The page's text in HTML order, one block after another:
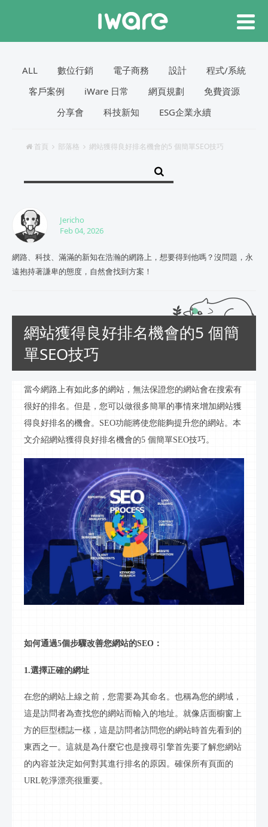
ALL 數位行銷 電子商務 設計
程式/系統
客戶案例
iWare 日常 網頁規劃
免費資源
分享會
科技新知 ESG企業永續
首頁 部落格 網站獲得良好排名機會的5 個簡單SEO技巧
Jericho
Feb 04, 2026
網路、科技、滿滿的新知在浩瀚的網路上，想要得到他嗎？沒問題，永
遠抱持著謙卑的態度，自然會找到方案！
網站獲得良好排名機會的5 個簡
單SEO技巧
當今網路 上有如此多的網站，無法保證您的網站會在搜索有
很好的排名。但是，您可以做很多簡單的事情來增加網站獲
得良好排名的機會。 SEO功能將使您能夠提升您的網站。本
文介紹網站獲得良好排名機會的5 個簡單SEO技巧。
如何通過5個步驟改善您網站的SEO：
1.選擇正確的網址
在您的網站上線之前，您需要為其命名。也稱為您的網域 ，
這是訪問者為查找您的網站而輸入的地址。就像店面櫥窗上
方的巨型標誌一樣，這是訪問者訪問您的網站時首先看到的
東西之一。這就是為什麼它也是搜尋引擎首先要了解您網站
的內容並決定如何對其進行排名的原因。確保所有頁面的
URL乾淨漂亮很重要。